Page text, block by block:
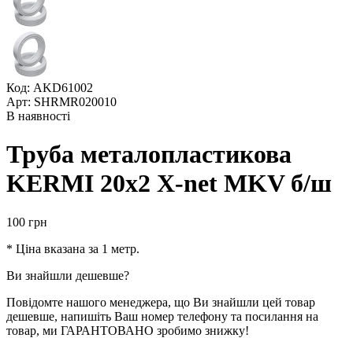
Код: AKD61002
Арт: SHRMR020010
В наявності
Труба металопластикова
KERMI 20х2 X-net MKV б/ш
100 грн
* Ціна вказана за 1 метр.
Ви знайшли дешевше?
Повідомте нашого менеджера, що Ви знайшли цей товар
дешевше, напишіть Ваш номер телефону та посилання на
товар, ми ГАРАНТОВАНО зробимо знижку!